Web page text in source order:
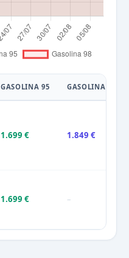
GASOLINA 95 GASOLINA 98
1.699 € 1.849 €
1.699 € –